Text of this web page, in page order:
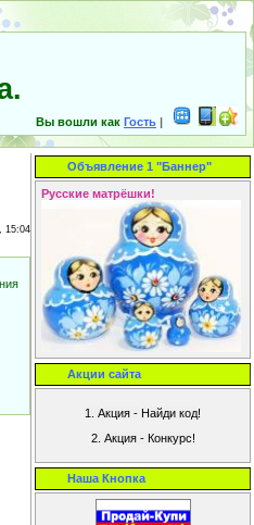
Вы вошли как Гость |
15:04
Объявление 1 "Баннер"
Русские матрёшки!
Акции сайта
Наша Кнопка